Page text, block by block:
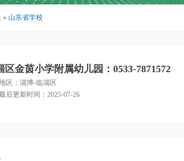
» 山东省学校
区金茵小学附属幼儿园：0533-7871572
区：淄博-临淄区
后更新时间：2025-07-26